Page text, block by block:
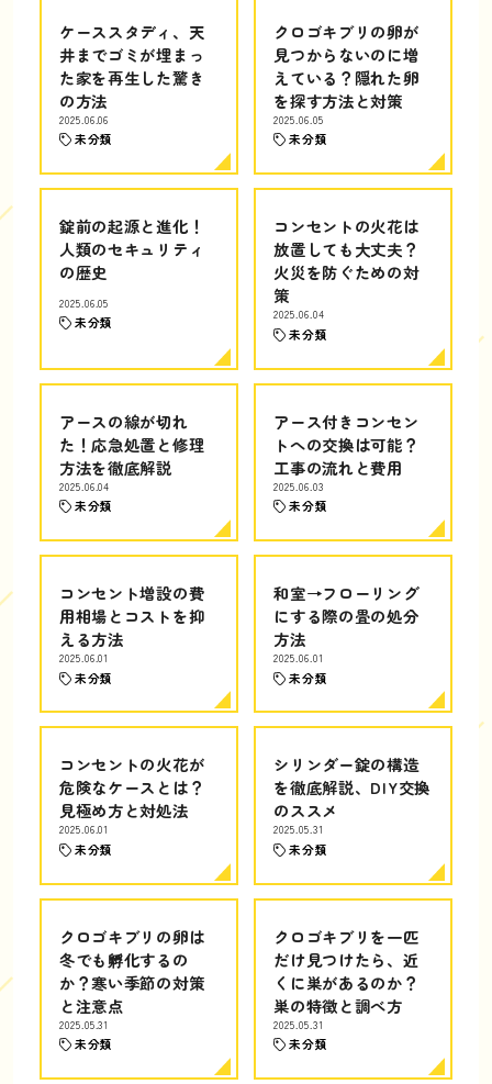
ケーススタディ、天
井までゴミが埋まっ
た家を再生した驚き
の方法
2025.06.06
未分類
クロゴキブリの卵が
見つからないのに増
えている？隠れた卵
を探す方法と対策
2025.06.05
未分類
錠前の起源と進化！
人類のセキュリティ
の歴史
2025.06.05
未分類
コンセントの火花は
放置しても大丈夫？
火災を防ぐための対
策
2025.06.04
未分類
アースの線が切れ
た！応急処置と修理
方法を徹底解説
2025.06.04
未分類
アース付きコンセン
トへの交換は可能？
工事の流れと費用
2025.06.03
未分類
コンセント増設の費
用相場とコストを抑
える方法
2025.06.01
未分類
和室→フローリング
にする際の畳の処分
方法
2025.06.01
未分類
コンセントの火花が
危険なケースとは？
見極め方と対処法
2025.06.01
未分類
シリンダー錠の構造
を徹底解説、DIY交換
のススメ
2025.05.31
未分類
クロゴキブリの卵は
冬でも孵化するの
か？寒い季節の対策
と注意点
2025.05.31
未分類
クロゴキブリを一匹
だけ見つけたら、近
くに巣があるのか？
巣の特徴と調べ方
2025.05.31
未分類